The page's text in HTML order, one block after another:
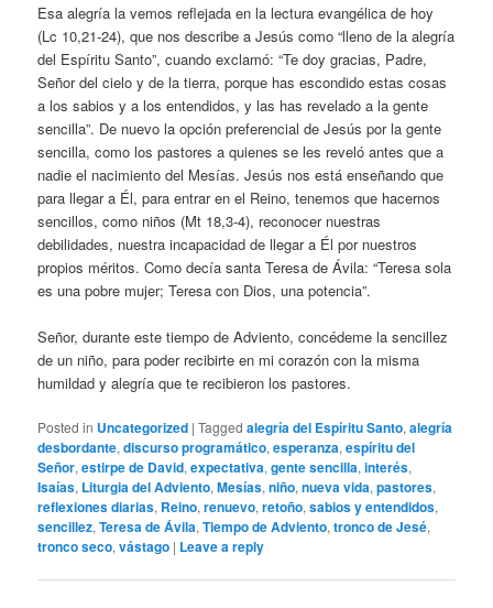
Esa alegría la vemos reflejada en la lectura evangélica de hoy
(Lc 10,21-24), que nos describe a Jesús como “lleno de la alegría
del Espíritu Santo”, cuando exclamó: “Te doy gracias, Padre,
Señor del cielo y de la tierra, porque has escondido estas cosas
a los sabios y a los entendidos, y las has revelado a la gente
sencilla”. De nuevo la opción preferencial de Jesús por la gente
sencilla, como los pastores a quienes se les reveló antes que a
nadie el nacimiento del Mesías. Jesús nos está enseñando que
para llegar a Él, para entrar en el Reino, tenemos que hacernos
sencillos, como niños (Mt 18,3-4), reconocer nuestras
debilidades, nuestra incapacidad de llegar a Él por nuestros
propios méritos. Como decía santa Teresa de Ávila: “Teresa sola
es una pobre mujer; Teresa con Dios, una potencia”.
Señor, durante este tiempo de Adviento, concédeme la sencillez
de un niño, para poder recibirte en mi corazón con la misma
humildad y alegría que te recibieron los pastores.
Posted in Uncategorized |Tagged alegría del Espíritu Santo,alegría
desbordante,discurso programático,esperanza,espíritu del
Señor,estirpe de David,expectativa,gente sencilla,interés,
Isaías, Liturgia del Adviento,Mesías,niño,nueva vida,pastores,
reflexiones diarias, Reino,renuevo,retoño,sabios y entendidos,
sencillez,Teresa de Ávila,Tiempo de Adviento,tronco de Jesé,
tronco seco,vástago | Leave a reply